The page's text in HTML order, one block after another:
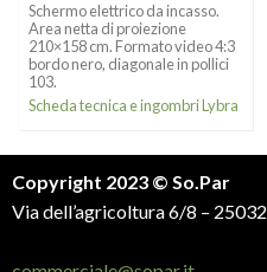
Schermo elettrico da incasso.
Area netta di proiezione
210×158 cm. Formato video 4:3
bordo nero, diagonale in pollici
103.
Scheda tecnica e ingombri Lybra
Copyright 2023 © So.Par
Via dell’agricoltura 6/8 –